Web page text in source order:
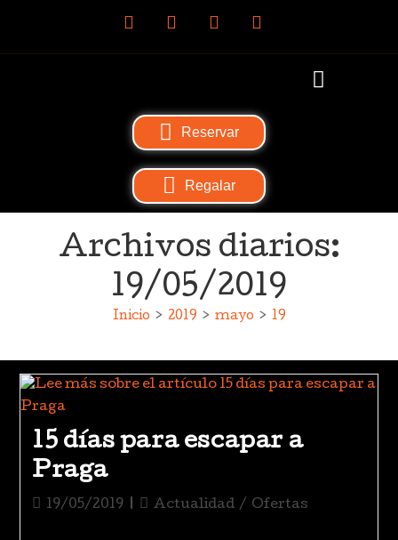
Reservar
Regalar
Archivos diarios:
19/05/2019
Inicio > 2019 > mayo > 19
15 días para escapar a
Praga
19/05/2019 Actualidad / Ofertas